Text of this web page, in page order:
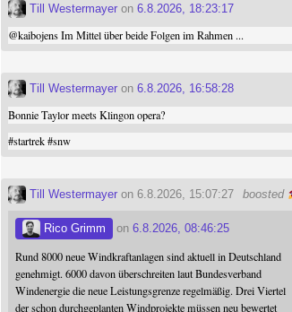
Till Westermayer on6.8.2026, 18:23:17
@kaibojensIm Mittel über beide Folgen im Rahmen ...
Till Westermayer on6.8.2026, 16:58:28
Bonnie Taylor meets Klingon opera?
#startrek #snw
boosted
Till Westermayer on 6.8.2026, 15:07:27
Rico Grimm on6.8.2026, 08:46:25
Rund 8000 neue Windkraftanlagen sind aktuell in Deutschland
genehmigt. 6000 davon überschreiten laut Bundesverband
Windenergie die neue Leistungsgrenze regelmäßig. Drei Viertel
der schon durchgeplanten Windprojekte müssen neu bewertet